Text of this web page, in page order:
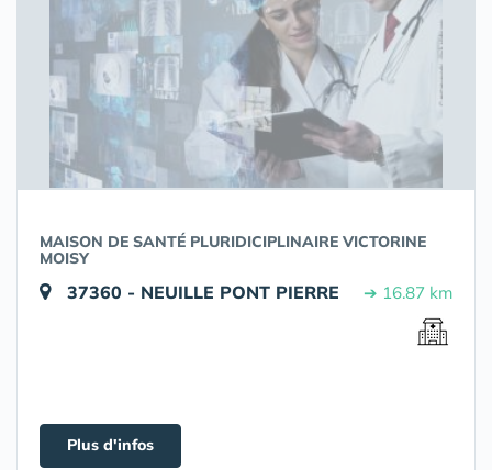
MAISON DE SANTÉ PLURIDICIPLINAIRE VICTORINE
MOISY
37360 - NEUILLE PONT PIERRE ➔ 16.87 km
Plus d'infos